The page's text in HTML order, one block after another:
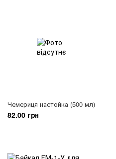
Чемериця настойка (500 мл)
82.00 грн